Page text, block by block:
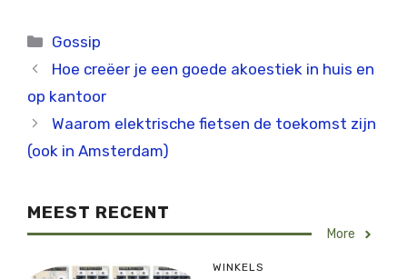
Categorieën
Gossip
Hoe creëer je een goede akoestiek in huis en
op kantoor
Waarom elektrische fietsen de toekomst zijn
(ook in Amsterdam)
MEEST RECENT
More
WINKELS